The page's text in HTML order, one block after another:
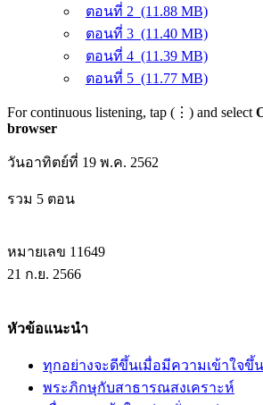
ตอนที่ 2 (11.88 MB)
ตอนที่ 3 (11.40 MB)
ตอนที่ 4 (11.39 MB)
ตอนที่ 5 (11.77 MB)
For continuous listening, tap (⋮) and select
browser
วันอาทิตย์ที่ 19 พ.ค. 2562
รวม 5 ตอน
หมายเลข 11649
21 ก.ย. 2566
หัวข้อแนะนำ
ทุกอย่างจะดีขึ้นเมื่อมีความเข้าใจขึ้น
พระภิกษุกับสาธารณสงเคราะห์